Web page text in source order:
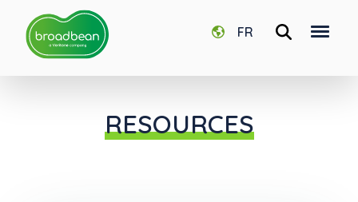
FR
RESOURCES